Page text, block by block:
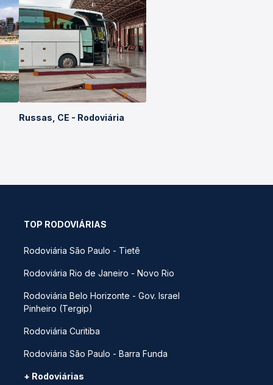
Russas, CE - Rodoviária
TOP RODOVIÁRIAS
Rodoviária São Paulo - Tietê
Rodoviária Rio de Janeiro - Novo Rio
Rodoviária Belo Horizonte - Gov. Israel
Pinheiro (Tergip)
Rodoviária Curitiba
Rodoviária São Paulo - Barra Funda
+ Rodoviárias